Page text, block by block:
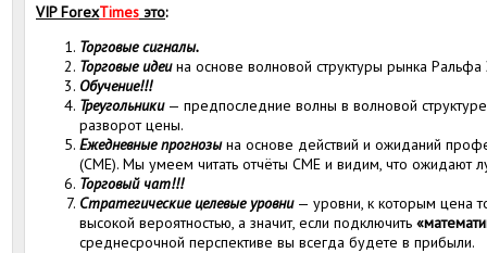
VIPForexTimes это:
Торговые сигналы.
Торговые идеина основе волновой структуры рынка Ральфа
Обучение!!!
Треугольники— предпоследние волны в волновой
разворот цены.
Ежедневные прогнозына основе действий и ожиданий
(CME). Мы умеем читать отчёты CME и видим, что ожидают
Торговый чат!!!
Стратегические целевые уровни— уровни, к которым цена
высокой вероятностью, а значит, если подключить
среднесрочной перспективе вы всегда будете в прибыли.